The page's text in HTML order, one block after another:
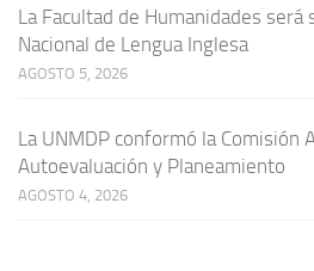
La Facultad de Humanidades será
Nacional de Lengua Inglesa
AGOSTO 5, 2026
La UNMDP conformó la Comisión
Autoevaluación y Planeamiento
AGOSTO 4, 2026